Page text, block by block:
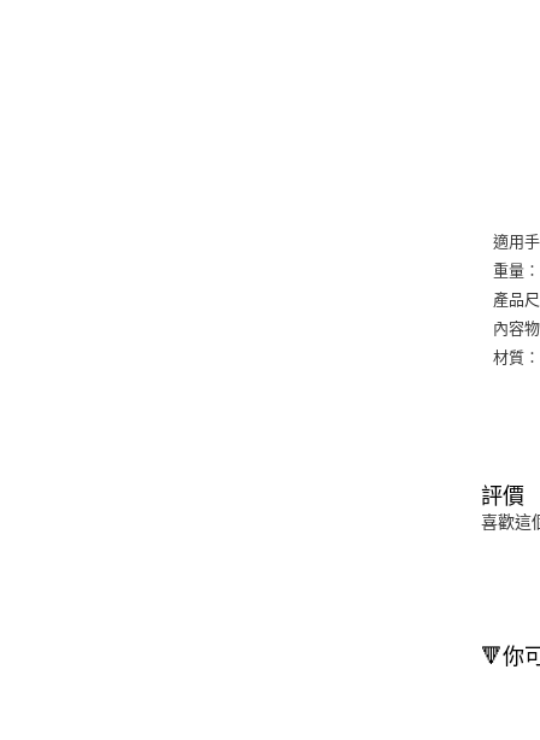
適用
重量∶
產品
內容
材質
評價
喜歡這
🔻你